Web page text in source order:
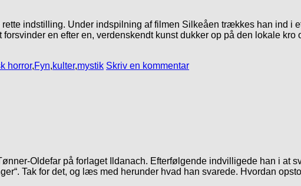
indstilling. Under indspilning af filmen Silkeåen trækkes han ind i
en efter en, verdenskendt kunst dukker op på den lokale
horror,Fyn,kulter,mystik Skriv en kommentar
Oldefar på forlaget Ildanach. Efterfølgende indvilligede han i at
Tak for det, og læs med herunder hvad han svarede. Hvordan